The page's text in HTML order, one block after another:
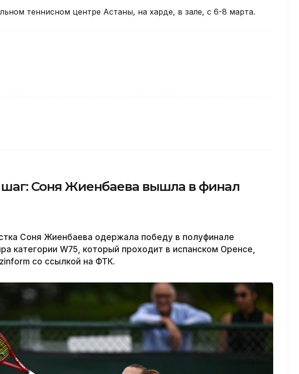
теннисном центре Астаны, на харде, в зале, с 6-8 марта.
Соня Жиенбаева вышла в финал
Соня Жиенбаева одержала победу в полуфинале
категории W75, который проходит в испанском Оренсе,
со ссылкой на ФТК.